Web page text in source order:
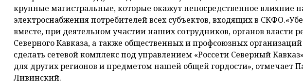
крупные магистральные, которые окажут непосредственное влияние
электроснабжения потребителей всех субъектов, входящих в
вместе, при деятельном участии наших сотрудников, органов власти
Северного Кавказа, а также общественных и профсоюзных
сделать сетевой комплекс под управлением «Россети Северный
для других регионов и предметом нашей общей гордости», отмечает
Ливинский.